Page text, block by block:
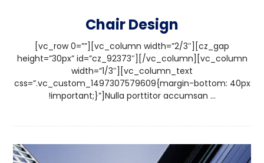
Chair Design
[vc_row 0=””][vc_column width=”2/3″][cz_gap
height=”30px” id=”cz_92373″][/vc_column][vc_column
width=”1/3″][vc_column_text
css=”.vc_custom_1497307579609{margin-bottom: 40px
!important;}”]Nulla porttitor accumsan ...